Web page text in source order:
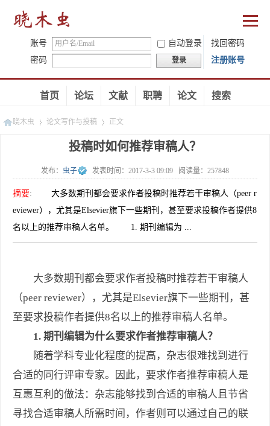
账号 自动登录
找回密码
密码
登录 注册账号
首页 论坛 文献 职聘 论文 搜索
晓木虫 论文写作与投稿
»
正文
投稿时如何推荐审稿人？
发布： 虫子 发表时间： 2017-3-3 09:09 阅读量： 257848
摘要:
大多数期刊都会要求作者投稿时推荐若干审稿人（peer r
eviewer），尤其是Elsevier旗下一些期刊，甚至要求投稿作者提供8
名以上的推荐审稿人名单。 1. 期刊编辑为 ...
大多数期刊都会要求作者投稿时推荐若干审稿人
（peer reviewer），尤其是Elsevier旗下一些期刊，甚
至要求投稿作者提供8名以上的推荐审稿人名单。
1. 期刊编辑为什么要求作者推荐审稿人？
随着学科专业化程度的提高，杂志很难找到进行
合适的同行评审专家。因此，要求作者推荐审稿人是
互惠互利的做法：杂志能够找到合适的审稿人且节省
寻找合适审稿人所需时间，作者则可以通过自己的联